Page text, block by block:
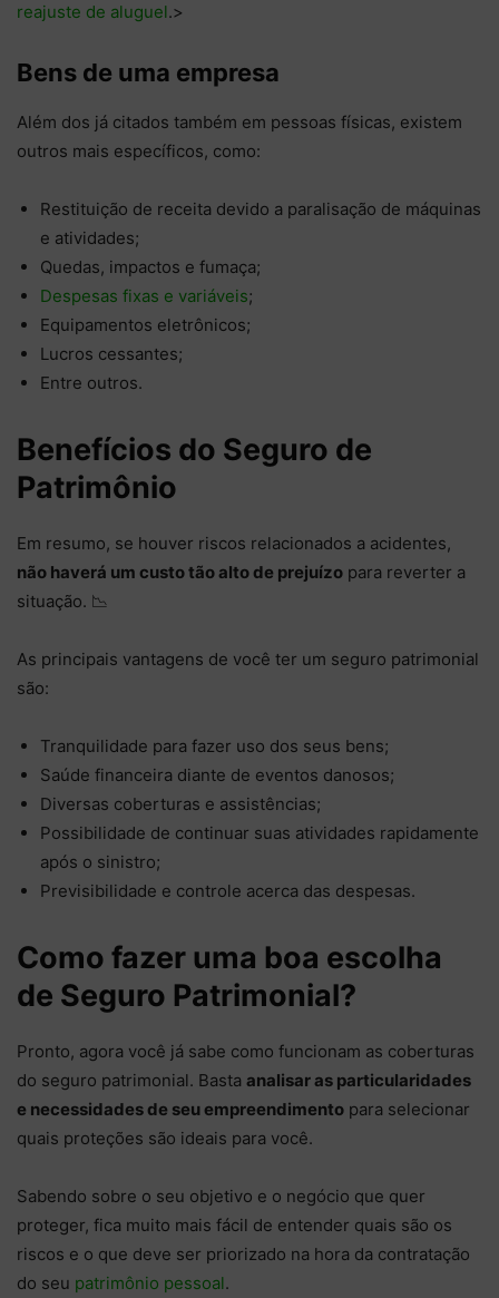
reajuste de aluguel.>
Bens de uma empresa
Além dos já citados também em pessoas físicas, existem
outros mais específicos, como:
Restituição de receita devido a paralisação de máquinas
e atividades;
Quedas, impactos e fumaça;
Despesas fixas e variáveis;
Equipamentos eletrônicos;
Lucros cessantes;
Entre outros.
Benefícios do Seguro de
Patrimônio
Em resumo, se houver riscos relacionados a acidentes,
não haverá um custo tão alto de prejuízo para reverter a
situação. 📉
As principais vantagens de você ter um seguro patrimonial
são:
Tranquilidade para fazer uso dos seus bens;
Saúde financeira diante de eventos danosos;
Diversas coberturas e assistências;
Possibilidade de continuar suas atividades rapidamente
após o sinistro;
Previsibilidade e controle acerca das despesas.
Como fazer uma boa escolha
de Seguro Patrimonial?
Pronto, agora você já sabe como funcionam as coberturas
do seguro patrimonial. Basta analisar as particularidades
e necessidades de seu empreendimento para selecionar
quais proteções são ideais para você.
Sabendo sobre o seu objetivo e o negócio que quer
proteger, fica muito mais fácil de entender quais são os
riscos e o que deve ser priorizado na hora da contratação
do seu patrimônio pessoal.